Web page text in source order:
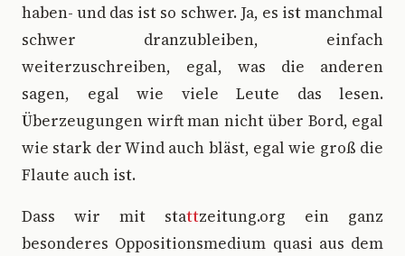
haben- und das ist so schwer. Ja, es ist manchmal
schwer dranzubleiben, einfach
weiterzuschreiben, egal, was die anderen
sagen, egal wie viele Leute das lesen.
Überzeugungen wirft man nicht über Bord, egal
wie stark der Wind auch bläst, egal wie groß die
Flaute auch ist.
Dass wir mit stattzeitung.org ein ganz
besonderes Oppositionsmedium quasi aus dem